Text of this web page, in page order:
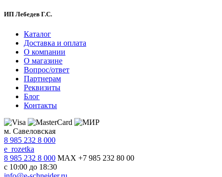
ИП Лебедев Г.С.
Каталог
Доставка и оплата
О компании
О магазине
Вопрос/ответ
Партнерам
Реквизиты
Блог
Контакты
м. Савеловская
8 985 232 8 000
e_rozetka
8 985 232 8 000 MAX +7 985 232 80 00
с 10:00 до 18:30